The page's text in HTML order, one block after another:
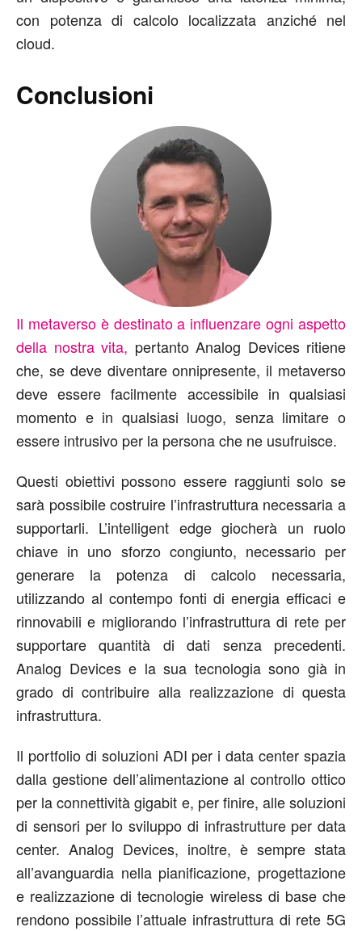
con potenza di calcolo localizzata anziché nel
cloud.
Conclusioni
Il metaverso è destinato a influenzare ogni aspetto
della nostra vita, pertanto Analog Devices ritiene
che, se deve diventare onnipresente, il metaverso
deve essere facilmente accessibile in qualsiasi
momento e in qualsiasi luogo, senza limitare o
essere intrusivo per la persona che ne usufruisce.
Questi obiettivi possono essere raggiunti solo se
sarà possibile costruire l’infrastruttura necessaria a
supportarli. L’intelligent edge giocherà un ruolo
chiave in uno sforzo congiunto, necessario per
generare la potenza di calcolo necessaria,
utilizzando al contempo fonti di energia efficaci e
rinnovabili e migliorando l’infrastruttura di rete per
supportare quantità di dati senza precedenti.
Analog Devices e la sua tecnologia sono già in
grado di contribuire alla realizzazione di questa
infrastruttura.
Il portfolio di soluzioni ADI per i data center spazia
dalla gestione dell’alimentazione al controllo ottico
per la connettività gigabit e, per finire, alle soluzioni
di sensori per lo sviluppo di infrastrutture per data
center. Analog Devices, inoltre, è sempre stata
all’avanguardia nella pianificazione, progettazione
e realizzazione di tecnologie wireless di base che
rendono possibile l’attuale infrastruttura di rete 5G